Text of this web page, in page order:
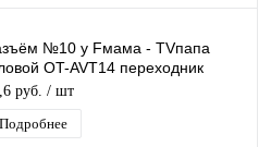
№10 у Fмама - TVпапа
OT-AVT14 переходник
F - штекер TV, никелевый
руб. / шт
Подробнее